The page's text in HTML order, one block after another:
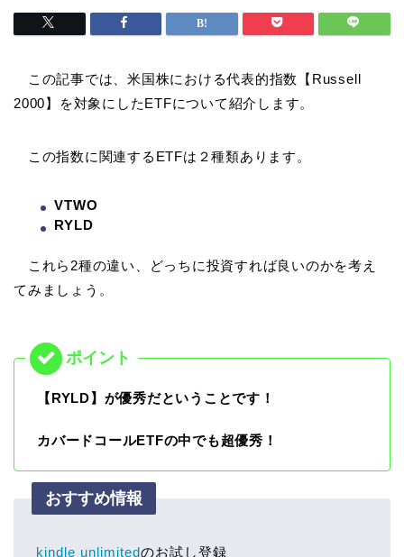
この記事では、米国株における代表的指数【Russell
2000】を対象にしたETFについて紹介します。
この指数に関連するETFは２種類あります。
VTWO
RYLD
これら2種の違い、どっちに投資すれば良いのかを考え
てみましょう。
【RYLD】が優秀だということです！
カバードコールETFの中でも超優秀！
おすすめ情報
kindle unlimitedのお試し登録